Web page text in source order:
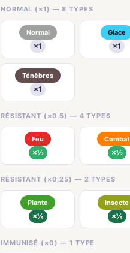
NORMAL (×1) — 8 TYPES
Normal
×1
Glace
×1
Ténèbres
×1
RÉSISTANT (×0,5) — 4 TYPES
Feu
×½
Combat
×½
RÉSISTANT (×0,25) — 2 TYPES
Plante
×¼
Insecte
×¼
IMMUNISÉ (×0) — 1 TYPE